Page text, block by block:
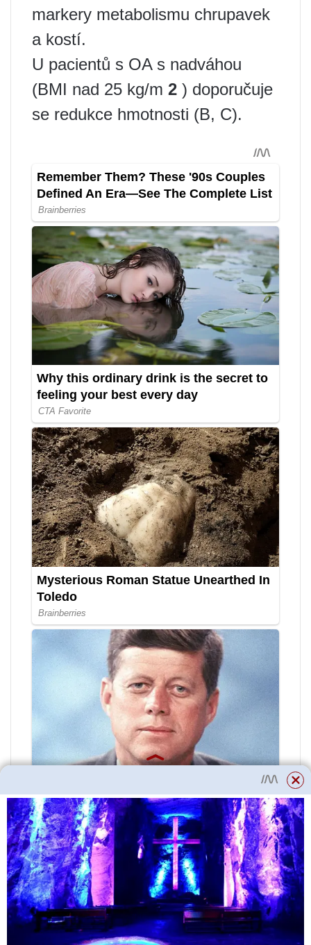
markery metabolismu chrupavek
a kostí.
U pacientů s OA s nadváhou
(BMI nad 25 kg/m 2 ) doporučuje
se redukce hmotnosti (B, C).
Cvičení pro OA snižuje bolest a
udržuje funkci kloubů, zejména v
kombinaci s edukačními
programy. Cvičení na posílení
kvadricepsu výrazně snižuje